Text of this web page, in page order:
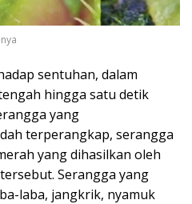
sentuhan, dalam
hingga satu detik
yang
terperangkap, serangga
yang dihasilkan oleh
Serangga yang
laba, jangkrik, nyamuk